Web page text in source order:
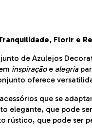
Florir e
de Azulejos
inspiraçãoe alegria
oferece
que se
elegante, que pode
rústico, que pode ser